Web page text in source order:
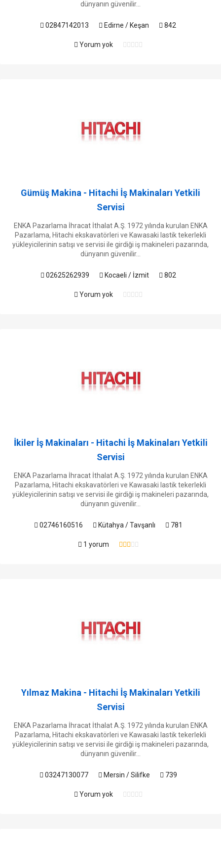
dünyanın güvenilir...
02847142013 Edirne / Keşan 842
Yorum yok
Gümüş Makina - Hitachi İş Makinaları Yetkili
Servisi
ENKA Pazarlama İhracat İthalat A.Ş. 1972 yılında kurulan ENKA
Pazarlama, Hitachi ekskavatörleri ve Kawasaki lastik tekerlekli
yükleyicilerinin satışı ve servisi ile girdiği iş makineleri pazarında,
dünyanın güvenilir...
02625262939 Kocaeli / İzmit 802
Yorum yok
İkiler İş Makinaları - Hitachi İş Makinaları Yetkili
Servisi
ENKA Pazarlama İhracat İthalat A.Ş. 1972 yılında kurulan ENKA
Pazarlama, Hitachi ekskavatörleri ve Kawasaki lastik tekerlekli
yükleyicilerinin satışı ve servisi ile girdiği iş makineleri pazarında,
dünyanın güvenilir...
02746160516 Kütahya / Tavşanlı 781
1 yorum
Yılmaz Makina - Hitachi İş Makinaları Yetkili
Servisi
ENKA Pazarlama İhracat İthalat A.Ş. 1972 yılında kurulan ENKA
Pazarlama, Hitachi ekskavatörleri ve Kawasaki lastik tekerlekli
yükleyicilerinin satışı ve servisi ile girdiği iş makineleri pazarında,
dünyanın güvenilir...
03247130077 Mersin / Silifke 739
Yorum yok